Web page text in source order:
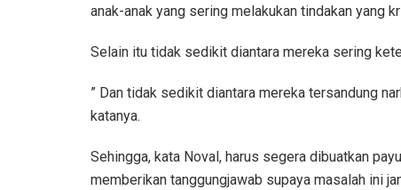
anak-anak yang sering melakukan tindakan yang
Selain itu tidak sedikit diantara mereka sering
” Dan tidak sedikit diantara mereka tersandung
katanya.
Sehingga, kata Noval, harus segera dibuatkan
memberikan tanggungjawab supaya masalah ini